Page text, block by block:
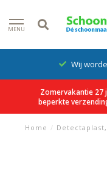
MENU
Wij
Zomervakantie 27
beperkte
Home /